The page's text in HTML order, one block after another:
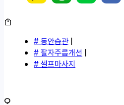
# 동안습관 |
# 팔자주름개선 |
# 셀프마사지